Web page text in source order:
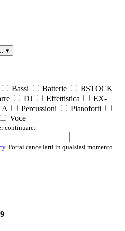
▾
Bassi Batterie
BSTOCK
DJ Effettistica
EX-
Percussioni
Pianoforti
Voce
continuare.
. Potrai cancellarti in qualsiasi momento.